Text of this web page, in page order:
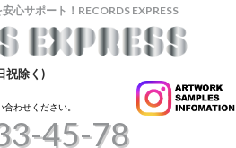
心サポート！RECORDS EXPRESS
祝除く)
わせください。
45-78